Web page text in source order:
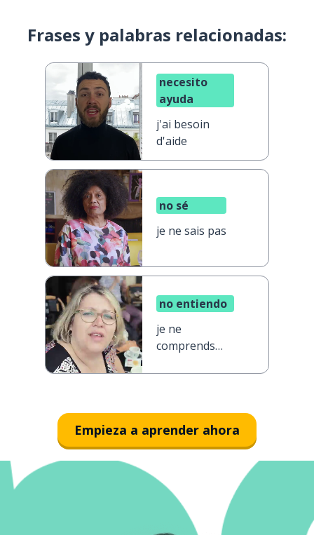
Frases y palabras relacionadas:
necesito
ayuda
j'ai besoin
d'aide
no sé
je ne sais pas
no entiendo
je ne
comprends
Empieza a aprender ahora